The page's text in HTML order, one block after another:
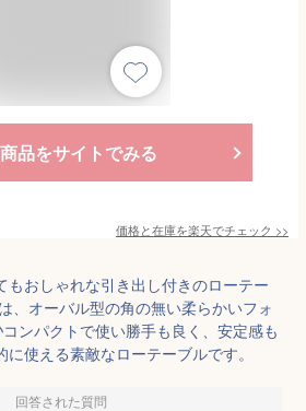
品をサイトでみる
価格と在庫を楽天でチェック >>
もおしゃれな引き出し付きのローテー
、オーバル型の角の無い柔らかいフォ
ンパクトで使い勝手も良く、安定感も
使える素敵なローテーブルです。
回答された質問